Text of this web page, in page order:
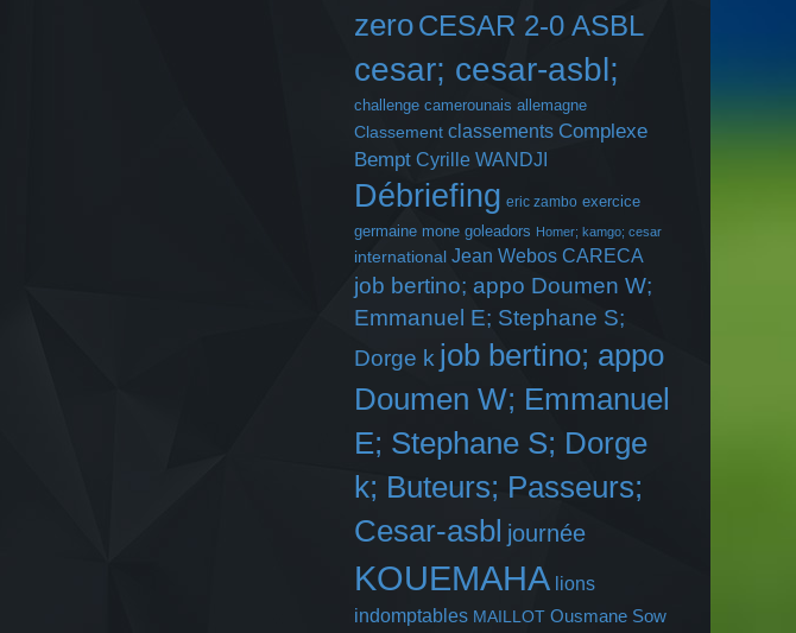
zeroCESAR 2-0 ASBL
cesar; cesar-asbl;
challenge camerounais allemagne
Classement classements Complexe
Bempt Cyrille WANDJI
Débriefing eric zambo exercice
germaine mone goleadors Homer; kamgo; cesar
international Jean Webos CARECA
job bertino; appo Doumen W;
Emmanuel E; Stephane S;
Dorge k job bertino; appo
Doumen W; Emmanuel
E; Stephane S; Dorge
k; Buteurs; Passeurs;
Cesar-asbl journée
KOUEMAHA lions
indomptables MAILLOT Ousmane Sow